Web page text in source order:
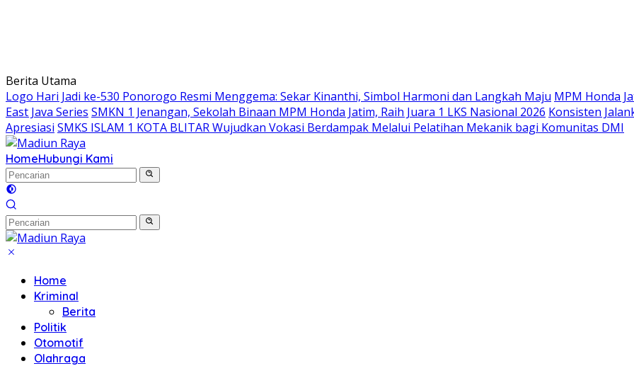
Berita Utama
Logo Hari Jadi ke-530 Ponorogo Resmi Menggema: Sekar Kinanthi, Simbol Harmoni dan Langkah Maju MPM Honda
East Java Series SMKN 1 Jenangan, Sekolah Binaan MPM Honda Jatim, Raih Juara 1 LKS Nasional 2026 Konsisten
Apresiasi SMKS ISLAM 1 KOTA BLITAR Wujudkan Vokasi Berdampak Melalui Pelatihan Mekanik bagi Komunitas DMI
HomeHubungi Kami
Home
Kriminal
Berita
Politik
Otomotif
Olahraga